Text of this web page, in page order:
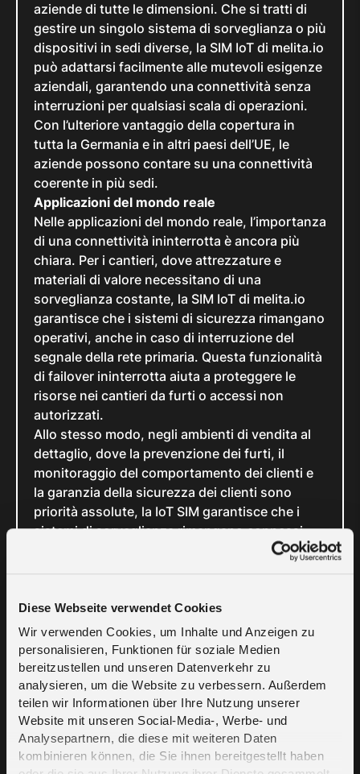
Diese Webseite verwendet Cookies
Wir verwenden Cookies, um Inhalte und Anzeigen zu
personalisieren, Funktionen für soziale Medien
bereitzustellen und unseren Datenverkehr zu
analysieren, um die Website zu verbessern. Außerdem
teilen wir Informationen über Ihre Nutzung unserer
Website mit unseren Social-Media-, Werbe- und
Analysepartnern, die diese mit weiteren Daten
kombinieren können, die Sie ihnen bereitgestellt haben
aziende di tutte le dimensioni. Che si tratti di
gestire un singolo sistema di sorveglianza o più
dispositivi in sedi diverse, la SIM IoT di melita.io
può adattarsi facilmente alle mutevoli esigenze
aziendali, garantendo una connettività senza
interruzioni per qualsiasi scala di operazioni.
Con l’ulteriore vantaggio della copertura in
tutta la Germania e in altri paesi dell’UE, le
aziende possono contare su una connettività
coerente in più sedi.
Applicazioni del mondo reale
Nelle applicazioni del mondo reale, l’importanza
di una connettività ininterrotta è ancora più
chiara. Per i cantieri, dove attrezzature e
materiali di valore necessitano di una
sorveglianza costante, la SIM IoT di melita.io
garantisce che i sistemi di sicurezza rimangano
operativi, anche in caso di interruzione del
segnale della rete primaria. Questa funzionalità
di failover ininterrotta aiuta a proteggere le
risorse nei cantieri da furti o accessi non
autorizzati.
Allo stesso modo, negli ambienti di vendita al
dettaglio, dove la prevenzione dei furti, il
monitoraggio del comportamento dei clienti e
la garanzia della sicurezza dei clienti sono
priorità assolute, la IoT SIM garantisce che i
sistemi di sorveglianza rimangano connessi,
anche durante le ore di punta o dopo le ore di
continuamente, fornendo un ambiente di
acquisto sicuro sia per i clienti che per i
dipendenti.
Allo stesso modo, nella logistica e nei trasporti,
dove la gestione della flotta e il monitoraggio
delle merci sono fondamentali, la SIM IoT
melita.io fornisce una connettività continua per
il tracciamento GPS e il monitoraggio dei veicoli
collegandosi in modo fluido a più reti mobili